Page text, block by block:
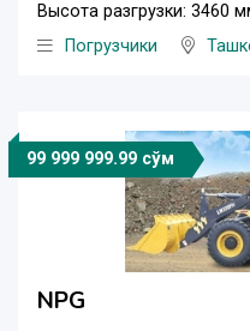
Высота разгрузки: 3460
Погрузчики
99 999 999.99 сўм
NPG